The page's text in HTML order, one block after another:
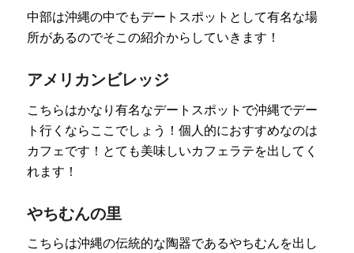
中部は沖縄の中でもデートスポットとして有名な場
所があるのでそこの紹介からしていきます！
アメリカンビレッジ
こちらはかなり有名なデートスポットで沖縄でデー
ト行くならここでしょう！個人的におすすめなのは
カフェです！とても美味しいカフェラテを出してく
れます！
やちむんの里
こちらは沖縄の伝統的な陶器であるやちむんを出し